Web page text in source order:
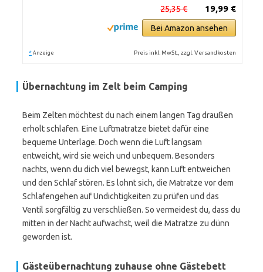
19,99 €
25,35 €
Bei Amazon ansehen
* Anzeige Preis inkl. MwSt., zzgl. Versandkosten
Übernachtung im Zelt beim Camping
Beim Zelten möchtest du nach einem langen Tag draußen
erholt schlafen. Eine Luftmatratze bietet dafür eine
bequeme Unterlage. Doch wenn die Luft langsam
entweicht, wird sie weich und unbequem. Besonders
nachts, wenn du dich viel bewegst, kann Luft entweichen
und den Schlaf stören. Es lohnt sich, die Matratze vor dem
Schlafengehen auf Undichtigkeiten zu prüfen und das
Ventil sorgfältig zu verschließen. So vermeidest du, dass du
mitten in der Nacht aufwachst, weil die Matratze zu dünn
geworden ist.
Gästeübernachtung zuhause ohne Gästebett